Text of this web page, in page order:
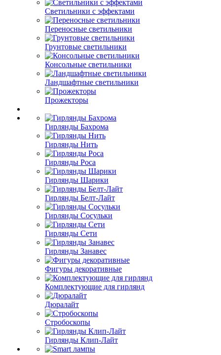
Светильники с эффектами
Переносные светильники
Грунтовые светильники
Консольные светильники
Ландшафтные светильники
Прожекторы
Гирлянды Бахрома
Гирлянды Нить
Гирлянды Роса
Гирлянды Шарики
Гирлянды Белт-Лайт
Гирлянды Сосульки
Гирлянды Сети
Гирлянды Занавес
Фигуры декоративные
Комплектующие для гирлянд
Дюралайт
Стробоскопы
Гирлянды Клип-Лайт